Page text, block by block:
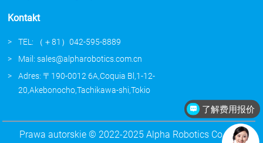
Kontakt
TEL: （＋81）042-595-8889
Mail: sales@alpharobotics.com.cn
Adres: 〒190-0012 6A,Coquia Bl,1-12-
20,Akebonocho,Tachikawa-shi,Tokio
Prawa autorskie © 2022-2025 Alpha Robotics Co., Ltd.
了解费用报价